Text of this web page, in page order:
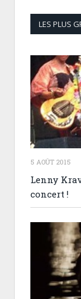
LES PLUS
5 AOÛT 2015
Lenny
concert !